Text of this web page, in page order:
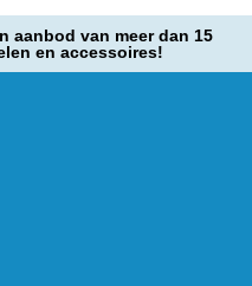
aanbod van meer dan 15
en accessoires!